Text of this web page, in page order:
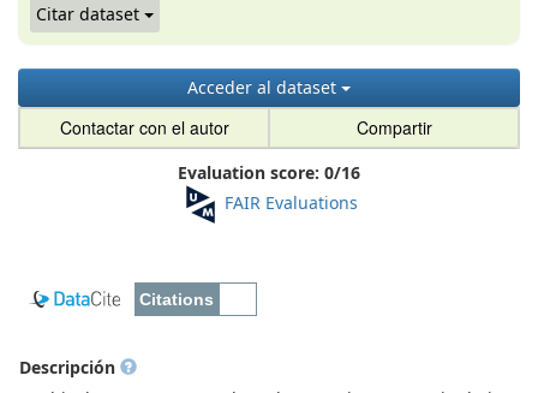
Citar dataset
Acceder al dataset
Contactar con el autor Compartir
Evaluation score: 0/16
FAIR Evaluations
Descripción